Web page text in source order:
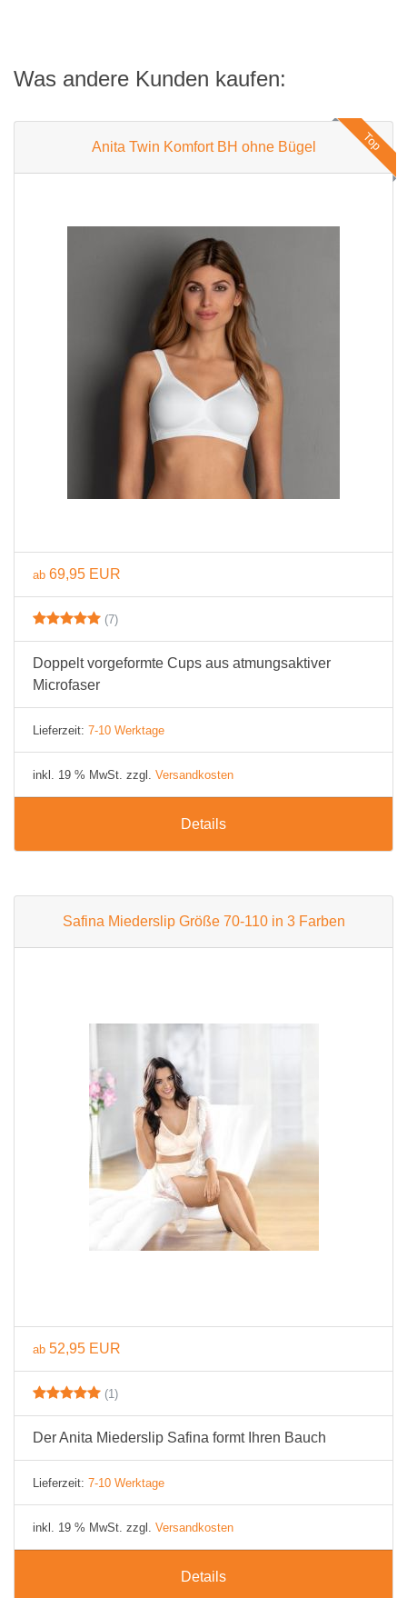
Was andere Kunden kaufen:
Top
Anita Twin Komfort BH ohne Bügel
ab 69,95 EUR
(7)
Doppelt vorgeformte Cups aus atmungsaktiver
Microfaser
Lieferzeit: 7-10 Werktage
inkl. 19 % MwSt. zzgl. Versandkosten
Details
Safina Miederslip Größe 70-110 in 3 Farben
ab 52,95 EUR
(1)
Der Anita Miederslip Safina formt Ihren Bauch
Lieferzeit: 7-10 Werktage
inkl. 19 % MwSt. zzgl. Versandkosten
Details